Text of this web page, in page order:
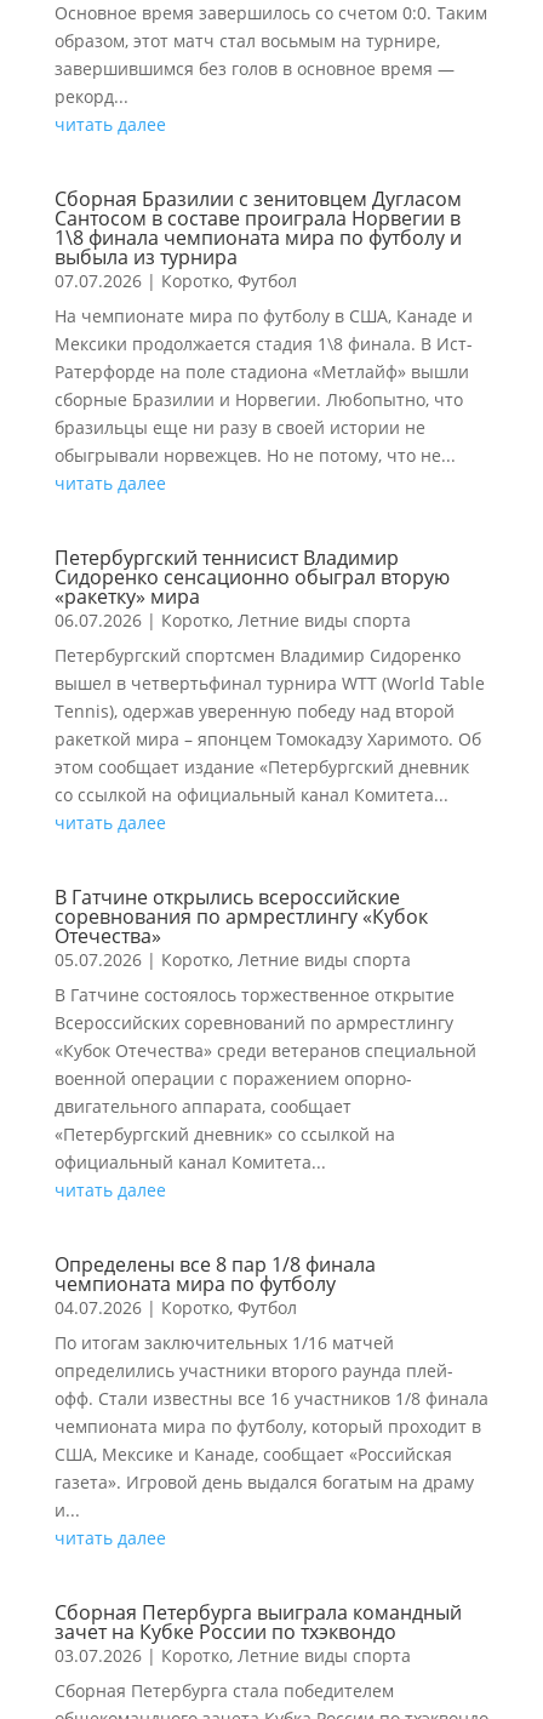
Основное время завершилось со счетом 0:0. Таким
образом, этот матч стал восьмым на турнире,
завершившимся без голов в основное время —
рекорд...
читать далее
Сборная Бразилии с зенитовцем Дугласом
Сантосом в составе проиграла Норвегии в
1\8 финала чемпионата мира по футболу и
выбыла из турнира
07.07.2026| Коротко, Футбол
На чемпионате мира по футболу в США, Канаде и
Мексики продолжается стадия 1\8 финала. В Ист-
Ратерфорде на поле стадиона «Метлайф» вышли
сборные Бразилии и Норвегии. Любопытно, что
бразильцы еще ни разу в своей истории не
обыгрывали норвежцев. Но не потому, что не...
читать далее
Петербургский теннисист Владимир
Сидоренко сенсационно обыграл вторую
«ракетку» мира
06.07.2026| Коротко, Летние виды спорта
Петербургский спортсмен Владимир Сидоренко
вышел в четвертьфинал турнира WTT (World Table
Tennis), одержав уверенную победу над второй
ракеткой мира – японцем Томокадзу Харимото. Об
этом сообщает издание «Петербургский дневник
со ссылкой на официальный канал Комитета...
читать далее
В Гатчине открылись всероссийские
соревнования по армрестлингу «Кубок
Отечества»
05.07.2026| Коротко, Летние виды спорта
В Гатчине состоялось торжественное открытие
Всероссийских соревнований по армрестлингу
«Кубок Отечества» среди ветеранов специальной
военной операции с поражением опорно-
двигательного аппарата, сообщает
«Петербургский дневник» со ссылкой на
официальный канал Комитета...
читать далее
Определены все 8 пар 1/8 финала
чемпионата мира по футболу
04.07.2026| Коротко, Футбол
По итогам заключительных 1/16 матчей
определились участники второго раунда плей-
офф. Стали известны все 16 участников 1/8 финала
чемпионата мира по футболу, который проходит в
США, Мексике и Канаде, сообщает «Российская
газета». Игровой день выдался богатым на драму
и...
читать далее
Сборная Петербурга выиграла командный
зачет на Кубке России по тхэквондо
03.07.2026| Коротко, Летние виды спорта
Сборная Петербурга стала победителем